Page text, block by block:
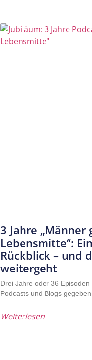
3 Jahre „Männer
Lebensmitte“:
Rückblick – und
weitergeht
Drei Jahre oder 36
Podcasts und Blogs
Weiterlesen